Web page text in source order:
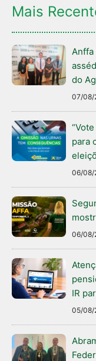
Mais
Anffa
do
07/08/
para
06/08/
06/08/
IR
05/08/